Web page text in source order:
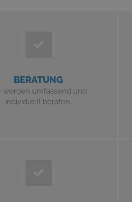
BERATUNG
werden umfassend und
individuell beraten.